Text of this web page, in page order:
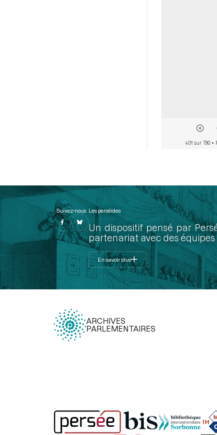
401 sur 790 •
Suivez-nous Les perséides
Un dispositif pensé par
partenariat avec des
En savoir plus
ARCHIVES
PARLEMENTAIRES